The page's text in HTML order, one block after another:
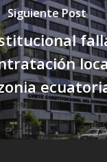
Siguiente Post